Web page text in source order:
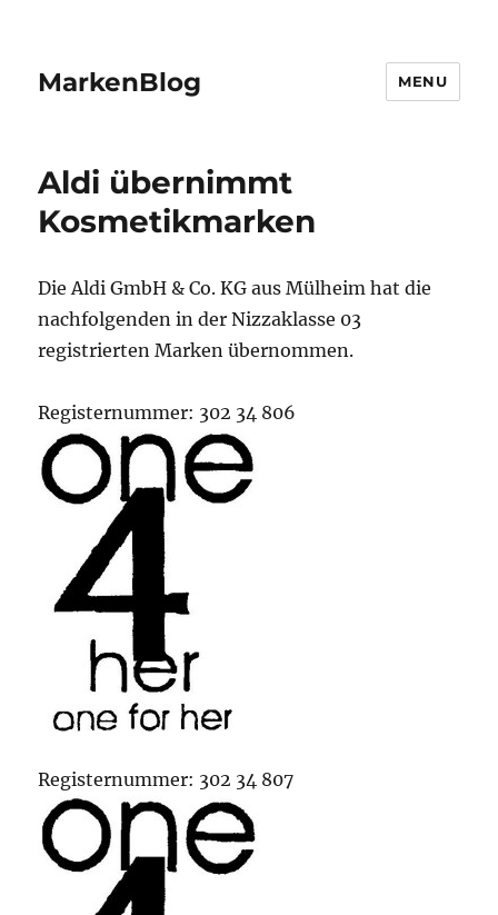
MarkenBlog MENU
Aldi übernimmt
Kosmetikmarken
Die Aldi GmbH & Co. KG aus Mülheim hat die
nachfolgenden in der Nizzaklasse 03
registrierten Marken übernommen.
Registernummer: 302 34 806
Registernummer: 302 34 807